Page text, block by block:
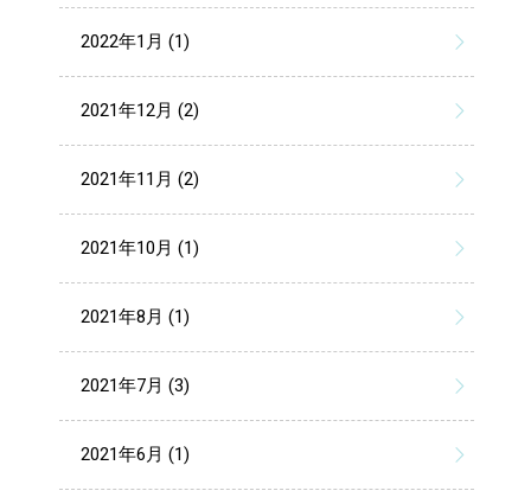
2022年1月 (1)
2021年12月 (2)
2021年11月 (2)
2021年10月 (1)
2021年8月 (1)
2021年7月 (3)
2021年6月 (1)